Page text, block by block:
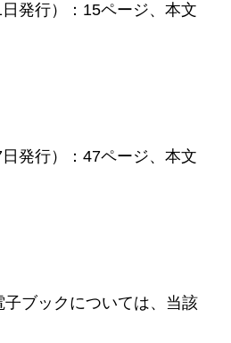
発行）：15ページ、本文
発行）：47ページ、本文
子ブックについては、当該